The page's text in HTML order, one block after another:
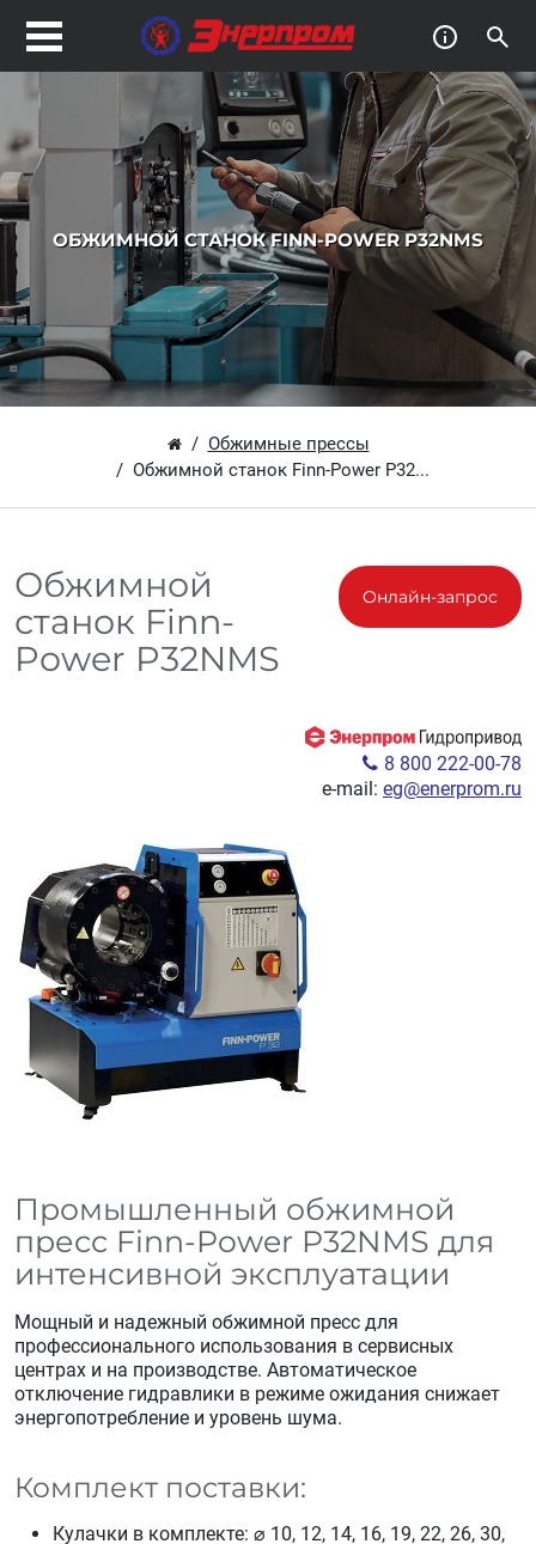
ОБЖИМНОЙ СТАНОК FINN-POWER P32NMS
Обжимные прессы
Обжимной станок Finn-Power P32...
Онлайн-запрос
Обжимной
станок Finn-
Power P32NMS
8 800 222-00-78
e-mail: eg@enerprom.ru
Промышленный обжимной
пресс Finn-Power P32NMS для
интенсивной эксплуатации
Мощный и надежный обжимной пресс для
профессионального использования в сервисных
центрах и на производстве. Автоматическое
отключение гидравлики в режиме ожидания снижает
энергопотребление и уровень шума.
Комплект поставки:
Кулачки в комплекте: ⌀ 10, 12, 14, 16, 19, 22, 26, 30,